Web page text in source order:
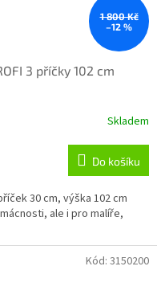
1 800 Kč
–12 %
3 příčky 102 cm
Skladem
Do košíku
30 cm, výška 102 cm
ale i pro malíře,
Kód: 3150200